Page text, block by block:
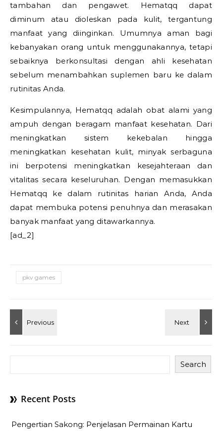
tambahan dan pengawet. Hematqq dapat
diminum atau dioleskan pada kulit, tergantung
manfaat yang diinginkan. Umumnya aman bagi
kebanyakan orang untuk menggunakannya, tetapi
sebaiknya berkonsultasi dengan ahli kesehatan
sebelum menambahkan suplemen baru ke dalam
rutinitas Anda.
Kesimpulannya, Hematqq adalah obat alami yang
ampuh dengan beragam manfaat kesehatan. Dari
meningkatkan sistem kekebalan hingga
meningkatkan kesehatan kulit, minyak serbaguna
ini berpotensi meningkatkan kesejahteraan dan
vitalitas secara keseluruhan. Dengan memasukkan
Hematqq ke dalam rutinitas harian Anda, Anda
dapat membuka potensi penuhnya dan merasakan
banyak manfaat yang ditawarkannya.
[ad_2]
pkv games
Search
Recent Posts
Pengertian Sakong: Penjelasan Permainan Kartu